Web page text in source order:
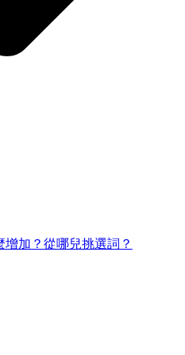
加？從哪兒挑選詞？